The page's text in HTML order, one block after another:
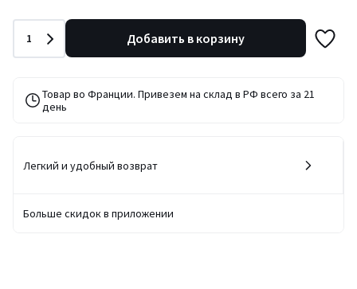
Количество
1 Добавить в корзину
Товар во Франции. Привезем на склад в РФ всего за 21
день
Легкий и удобный возврат
Больше скидок в приложении